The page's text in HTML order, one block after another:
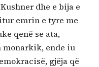
dhe e bija e
emrin e tyre me
qenë se ata,
monarkik, ende iu
gjëja që